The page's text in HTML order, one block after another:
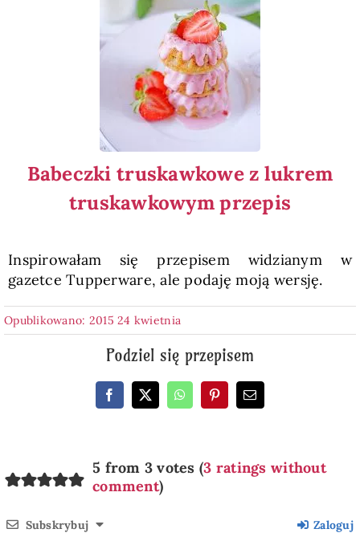
Babeczki truskawkowe z lukrem
truskawkowym przepis
Inspirowałam się przepisem widzianym w
gazetce Tupperware, ale podaję moją wersję.
Opublikowano: 2015 24 kwietnia
Podziel się przepisem
5 from 3 votes (3 ratings without
comment)
Subskrybuj Zaloguj